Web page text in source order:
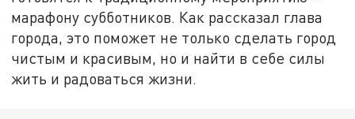
марафону субботников. Как рассказал глава
города, это поможет не только сделать город
чистым и красивым, но и найти в себе силы
жить и радоваться жизни.